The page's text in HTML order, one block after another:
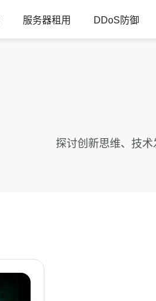
服务器租用 DDoS防御
探讨创新思维、技术